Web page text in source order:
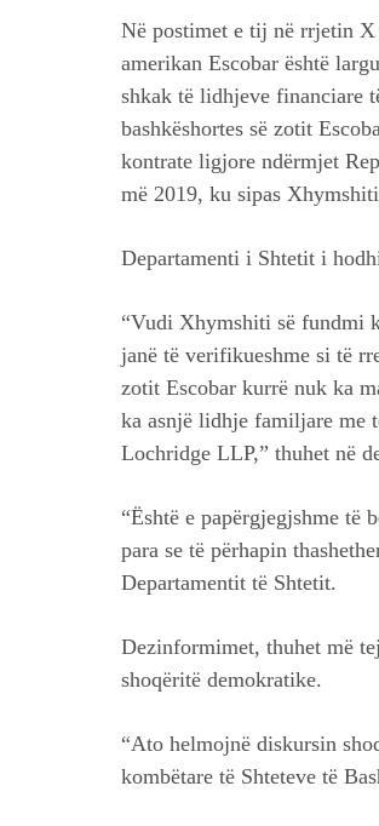
Në postimet e tij në rrjetin
amerikan Escobar është
shkak të lidhjeve financiare
bashkëshortes së zotit
kontrate ligjore ndërmjet
më 2019, ku sipas
Departamenti i Shtetit i
“Vudi Xhymshiti së fundmi
janë të verifikueshme si të
zotit Escobar kurrë nuk ka
ka asnjë lidhje familjare me
Lochridge LLP,” thuhet në
“Është e papërgjegjshme
para se të përhapin
Departamentit të Shtetit.
Dezinformimet, thuhet më
shoqëritë demokratike.
“Ato helmojnë diskursin
kombëtare të Shteteve të